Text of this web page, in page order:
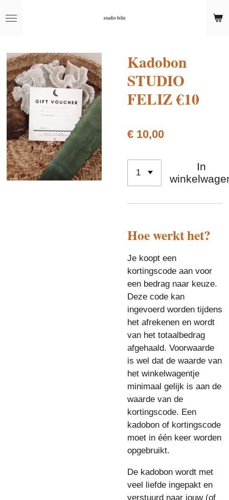
direct
hoofdinhoud
Kadobon
STUDIO
FELIZ €10
€ 10,00
In
Hoe werkt het?
Je koopt een
kortingscode aan voor
een bedrag naar keuze.
Deze code kan
ingevoerd worden tijdens
het afrekenen en wordt
van het totaalbedrag
afgehaald. Voorwaarde
is wel dat de waarde van
het winkelwagentje
minimaal gelijk is aan de
waarde van de
kortingscode. Een
kadobon of kortingscode
moet in één keer worden
opgebruikt.
De kadobon wordt met
veel liefde ingepakt en
verstuurd naar jouw (of